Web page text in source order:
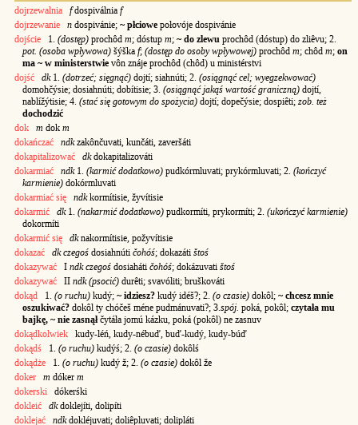
dojrzewalnia fdospiválnia f
dojrzewanie
n dospivánie; ~ płciowe połovóje dospivánie
dojście 1. (dostęp) prochôd m; dóstup m; ~ do zlewu prochôd (dóstup) do zliêvu; 2.
pot. (osoba wpływowa) šýška f; (dostęp do osoby wpływowej) prochôd m; chôd m; on
ma ~ w ministerstwie vôn znáje prochôd (chôd) u ministérstvi
dojść
dk1. (dotrzeć; sięgnąć) dojtí; siahnúti; 2. (osiągnąć cel; wyegzekwować)
domohčýsie; dosiahnúti; dobítisie; 3. (osiągnąć jakąś wartość graniczną) dojtí,
nablížýtisie; 4. (stać się gotowym do spożycia) dojtí; dopečýsie; dospiêti; zob. też
dochodzić
dok
m dok m
dokańczać
ndkzakônčuvati, kunčáti, zaveršáti
dokapitalizować
dkdokapitalizováti
dokarmiać
ndk1. (karmić dodatkowo) pudkórmluvati; prykórmluvati; 2. (kończyć
karmienie) dokórmluvati
dokarmiać się
ndkkormítisie, žyvítisie
dokarmić
dk1. (nakarmić dodatkowo) pudkormíti, prykormíti; 2. (ukończyć karmienie)
dokormíti
dokarmić się
dknakormítisie, požyvítisie
dokazać
dk czegoś dosiahnúti čohóś; dokazáti štoś
dokazywać I ndk czegoś dosiaháti čohóś; dokázuvati štoś
dokazywać II ndk (psocić) durêti; svavóliti; bruškováti
dokąd 1. (o ruchu) kudý; ~ idziesz? kudý idéš?; 2. (o czasie) dokôl; ~ chcesz mnie
oszukiwać? dokôl ty chóčeš méne pudmánuvati?; 3. spój. poká, pokôl; czytała mu
bajkę, ~ nie zasnąłčytáła jomú kázku, poká (pokôl) ne zasnuv
dokądkolwiek kudy-léń, kudy-nébuď, buď-kudý, kudy-búď
dokądś 1. (o ruchu) kudýś; 2. (o czasie) dokôlś
dokądże 1. (o ruchu) kudý ž; 2. (o czasie) dokôl že
doker
m dóker m
dokerski dókerśki
dokleić
dkdoklejíti, dolipíti
doklejać
ndkdokléjuvati; doliêpluvati; dolipláti